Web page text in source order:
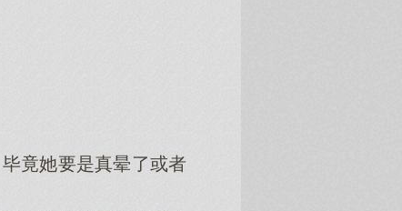
竟她要是真晕了或者